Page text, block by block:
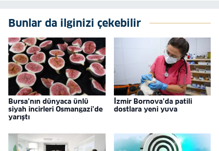
Bunlar da ilginizi çekebilir
Bursa’nın dünyaca ünlü
siyah incirleri Osmangazi’de
yarıştı
İzmir Bornova’da patili
dostlara yeni yuva